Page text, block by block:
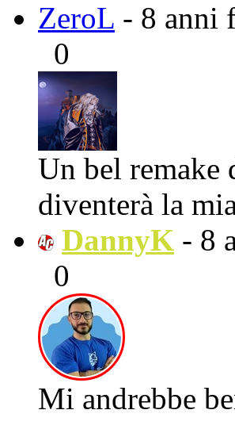
ZeroL - 8 anni
0
Un bel remake
diventerà la
DannyK - 8
0
Mi andrebbe